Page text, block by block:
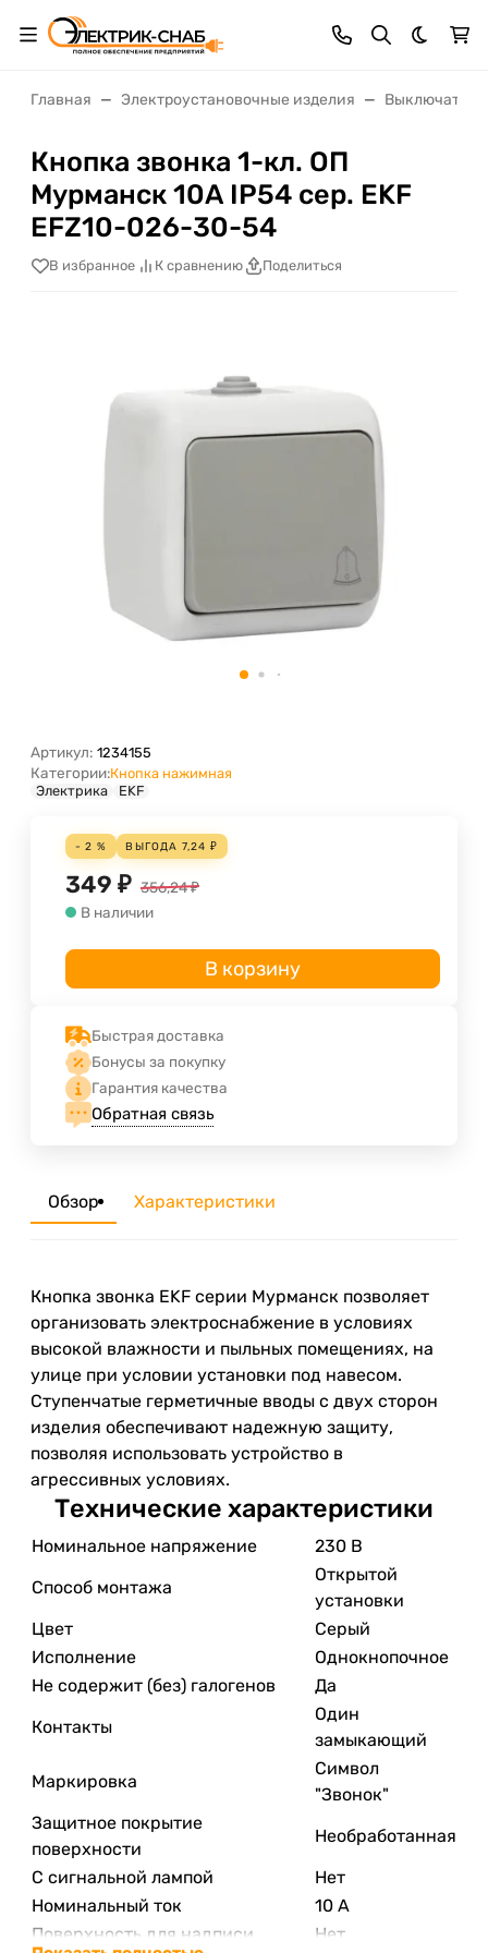
Темная
Главная Электроустановочные изделия
Кнопка звонка 1-кл. ОП
Мурманск 10А IP54 сер. EKF
EFZ10-026-30-54
В избранное К сравнению Поделиться
Артикул: 1234155
Категории:Кнопка нажимная
Электрика
EKF
- 2 % ВЫГОДА 7,24 ₽
349 ₽ 356,24₽
В наличии
В корзину
Быстрая доставка
Бонусы за покупку
Гарантия качества
Обратная связь
Обзор Характеристики
Кнопка звонка EKF серии Мурманск позволяет
организовать электроснабжение в условиях
высокой влажности и пыльных помещениях, на
улице при условии установки под навесом.
Ступенчатые герметичные вводы с двух сторон
изделия обеспечивают надежную защиту,
позволяя использовать устройство в
агрессивных условиях.
Технические характеристики
Номинальное напряжение
230 В
Способ монтажа
Открытой
установки
Цвет
Серый
Исполнение
Однокнопочное
Не содержит (без) галогенов
Да
Контакты
Один
замыкающий
Маркировка
Символ
"Звонок"
Защитное покрытие
поверхности
Необработанная
С сигнальной лампой
Нет
Номинальный ток
10 А
Поверхность для надписи
Нет